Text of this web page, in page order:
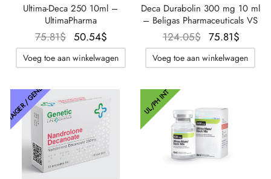
Ultima-Deca 250 10ml –
UltimaPharma
75.81$ Oorspronkelijke
prijs was:
75.81$.
50.54$
huidige
prijs is:
Voeg toe aan winkelwagen
Deca Durabolin 300 mg 10 ml
– Beligas Pharmaceuticals VS
124.05$
prijs was:
124.05$.
75.81$
prijs
Voeg toe aan winkelwagen
THAIGER / GENETIC UL/PH INT